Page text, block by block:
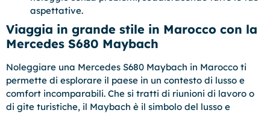
aspettative.
Viaggia in grande stile in Marocco con la
Mercedes S680 Maybach
Noleggiare una Mercedes S680 Maybach in Marocco ti
permette di esplorare il paese in un contesto di lusso e
comfort incomparabili. Che si tratti di riunioni di lavoro o
di gite turistiche, il Maybach è il simbolo del lusso e